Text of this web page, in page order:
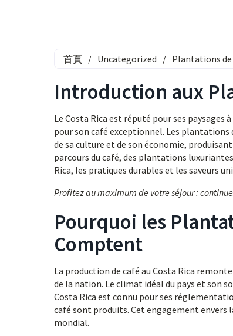
首頁 / Uncategorized / Plantations de
Introduction aux
Le Costa Rica est réputé pour ses
pour son café exceptionnel. Les plantations
de sa culture et de son économie,
parcours du café, des plantations
Rica, les pratiques durables et les saveurs
Profitez au maximum de votre séjour :
Pourquoi les
Comptent
La production de café au Costa Rica
de la nation. Le climat idéal du pays et son
Costa Rica est connu pour ses
café sont produits. Cet engagement envers
mondial.